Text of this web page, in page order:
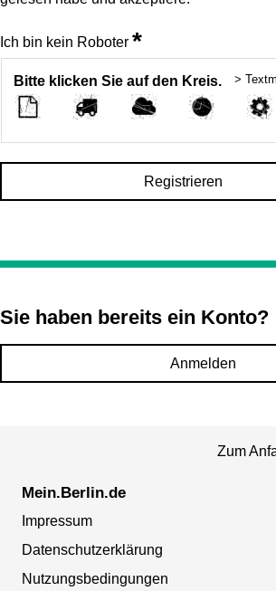
Ich bin kein Roboter *
Bitte klicken Sie auf den Kreis. >
Registrieren
Sie haben bereits ein Konto?
Anmelden
Zum
Mein.Berlin.de
Impressum
Datenschutzerklärung
Nutzungsbedingungen